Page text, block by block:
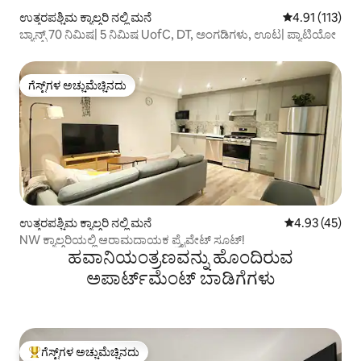
ಉತ್ತರಪಶ್ಚಿಮ ಕ್ಯಾಲ್ಗರಿ ನಲ್ಲಿ ಮನೆ 5 ರಲ್ಲಿ 4.91
4.91 (113)
ಬ್ಯಾನ್ಫ್ 70 ನಿಮಿಷ| 5 ನಿಮಿಷ UofC, DT, ಅಂಗಡಿಗಳು, ಊಟ| ಪ್ಯಾಟಿಯೋ
ಗೆಸ್ಟ್‌ಗಳ ಅಚ್ಚುಮೆಚ್ಚಿನದು
ಗೆಸ್ಟ್‌ಗಳ ಅಚ್ಚುಮೆಚ್ಚಿನದು
ಉತ್ತರಪಶ್ಚಿಮ ಕ್ಯಾಲ್ಗರಿ ನಲ್ಲಿ ಮನೆ 5 ರಲ್ಲಿ 4.93
4.93 (45)
NW ಕ್ಯಾಲ್ಗರಿಯಲ್ಲಿ ಆರಾಮದಾಯಕ ಪ್ರೈವೇಟ್ ಸೂಟ್!
ಹವಾನಿಯಂತ್ರಣವನ್ನು ಹೊಂದಿರುವ
ಅಪಾರ್ಟ್‌ಮೆಂಟ್‌ ಬಾಡಿಗೆಗಳು
ಗೆಸ್ಟ್‌ಗಳ ಅಚ್ಚುಮೆಚ್ಚಿನದು